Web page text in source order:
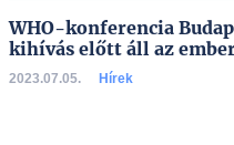
WHO-konferencia
kihívás előtt áll az
2023.07.05. Hírek